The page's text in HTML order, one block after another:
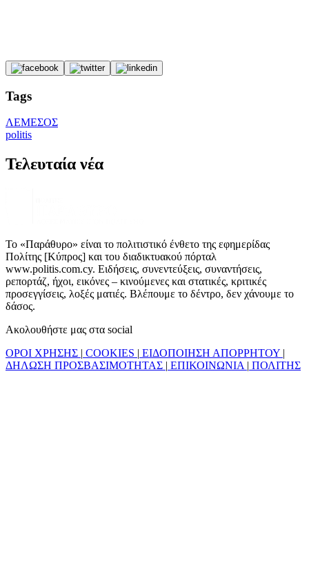
Tags
ΛΕΜΕΣΟΣ
politis
Τελευταία νέα
Το «Παράθυρο» είναι το πολιτιστικό ένθετο της εφημερίδας
Πολίτης [Κύπρος] και του διαδικτυακού πόρταλ
www.politis.com.cy. Ειδήσεις, συνεντεύξεις, συναντήσεις,
ρεπορτάζ, ήχοι, εικόνες – κινούμενες και στατικές, κριτικές
προσεγγίσεις, λοξές ματιές. Βλέπουμε το δέντρο, δεν χάνουμε το
δάσος.
Ακολουθήστε μας στα social
ΟΡΟΙ ΧΡΗΣΗΣ | COOKIES | ΕΙΔΟΠΟΙΗΣΗ ΑΠΟΡΡΗΤΟΥ |
ΔΗΛΩΣΗ ΠΡΟΣΒΑΣΙΜΟΤΗΤΑΣ | ΕΠΙΚΟΙΝΩΝΙΑ | ΠΟΛΙΤΗΣ